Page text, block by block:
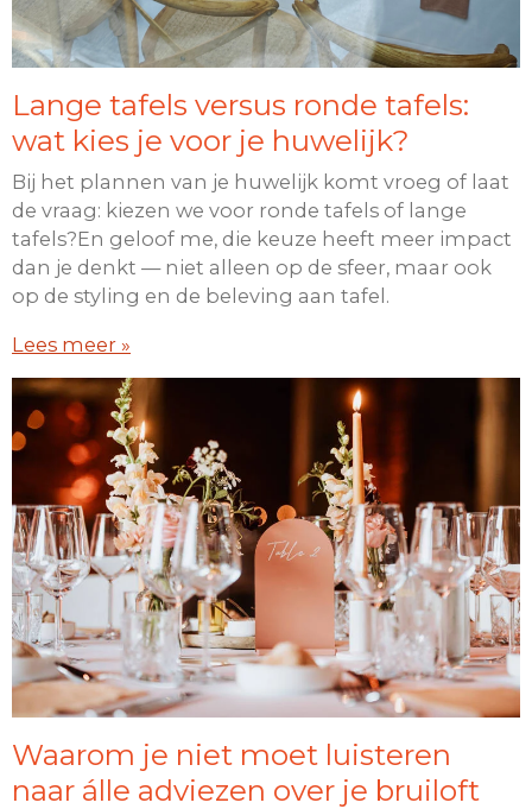
Lange tafels versus ronde tafels:
wat kies je voor je huwelijk?
Bij het plannen van je huwelijk komt vroeg of laat
de vraag: kiezen we voor ronde tafels of lange
tafels?En geloof me, die keuze heeft meer impact
dan je denkt — niet alleen op de sfeer, maar ook
op de styling en de beleving aan tafel.
Lees meer »
Waarom je niet moet luisteren
naar álle adviezen over je bruiloft